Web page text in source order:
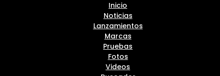
Inicio
Noticias
Lanzamientos
Marcas
Pruebas
Fotos
Videos